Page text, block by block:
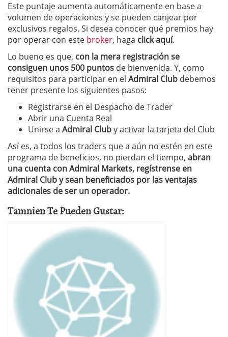
Este puntaje aumenta automáticamente en base a
volumen de operaciones y se pueden canjear por
exclusivos regalos. Si desea conocer qué premios hay
por operar con este broker, haga click aquí.
Lo bueno es que, con la mera registración se
consiguen unos 500 puntos de bienvenida. Y, como
requisitos para participar en el Admiral Club debemos
tener presente los siguientes pasos:
Registrarse en el Despacho de Trader
Abrir una Cuenta Real
Unirse a Admiral Cluby activar la tarjeta del Club
Así es, a todos los traders que a aún no estén en este
programa de beneficios, no pierdan el tiempo, abran
una cuenta con Admiral Markets, regístrense en
Admiral Club y sean beneficiados por las ventajas
adicionales de ser un operador.
Tamnien Te Pueden Gustar: